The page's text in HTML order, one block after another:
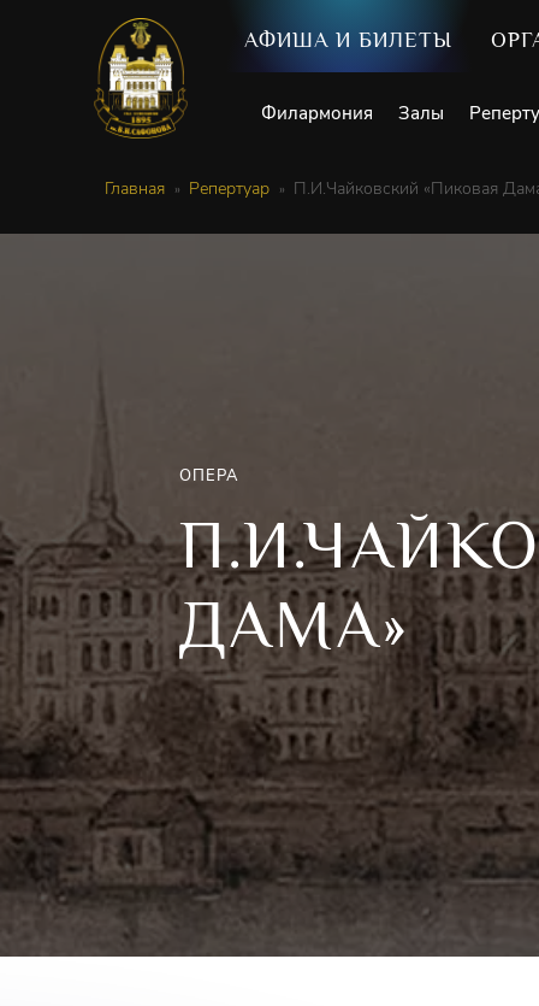
АФИША И БИЛЕТЫ
Филармония Залы
Главная Репертуар П.И.Чайковский «Пиковая
ОПЕРА
ДАМА»